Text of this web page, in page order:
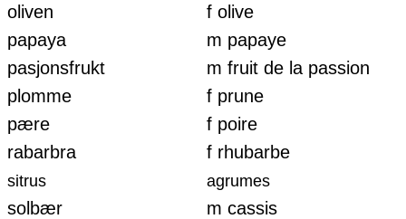
oliven
f olive
papaya
m papaye
pasjonsfrukt
m fruit de la passion
plomme
f prune
pære
f poire
rabarbra
f rhubarbe
sitrus agrumes
solbær
m cassis